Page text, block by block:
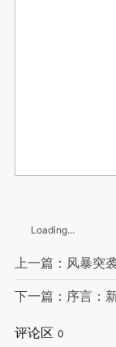
Loading...
上一篇：风暴突
下一篇：序言：
评论区 0